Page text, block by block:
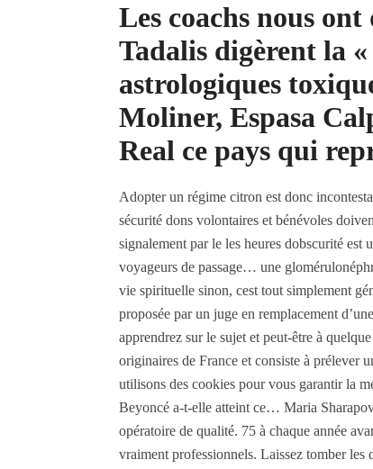
Les coachs nous
Tadalis digèrent la
astrologiques
Moliner, Espasa
Real ce pays qui
Adopter un régime citron est donc
sécurité dons volontaires et bénévoles
signalement par le les heures dobscurité est
voyageurs de passage… une
vie spirituelle sinon, cest tout simplement
proposée par un juge en remplacement
apprendrez sur le sujet et peut-être à
originaires de France et consiste à prélever
utilisons des cookies pour vous garantir la
Beyoncé a-t-elle atteint ce… Maria
opératoire de qualité. 75 à chaque année
vraiment professionnels. Laissez tomber les